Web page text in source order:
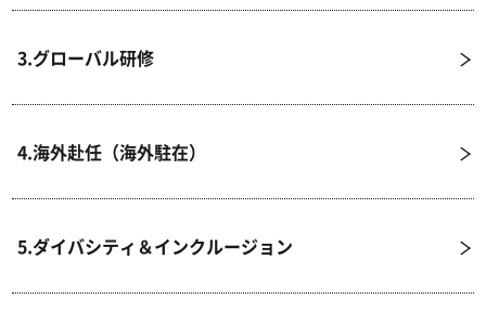
3.グローバル研修
4.海外赴任（海外駐在）
5.ダイバシティ＆インクルージョン